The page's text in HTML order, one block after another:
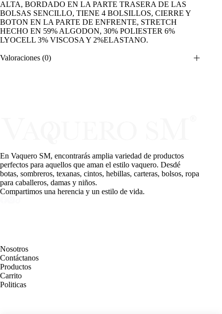
ALTA, BORDADO EN LA PARTE TRASERA DE LAS
BOLSAS SENCILLO, TIENE 4 BOLSILLOS, CIERRE Y
BOTON EN LA PARTE DE ENFRENTE, STRETCH
HECHO EN 59% ALGODON, 30% POLIESTER 6%
LYOCELL 3% VISCOSA Y 2%ELASTANO.
Valoraciones (0)
En Vaquero SM, encontrarás amplia variedad de productos
perfectos para aquellos que aman el estilo vaquero. Desdé
botas, sombreros, texanas, cintos, hebillas, carteras, bolsos, ropa
para caballeros, damas y niños.
Compartimos una herencia y un estilo de vida.
Nosotros
Contáctanos
Productos
Carrito
Politicas